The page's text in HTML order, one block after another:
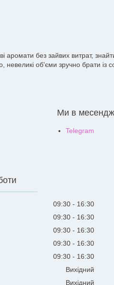
аромати без зайвих витрат,
невеликі об'єми зручно брати
Ми в
Telegram
09:30
16:30
09:30
16:30
09:30
16:30
09:30
16:30
09:30
16:30
Вихідний
Вихідний